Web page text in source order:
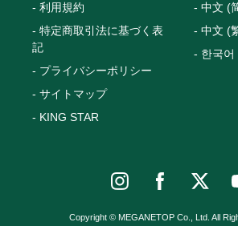
利用規約
特定商取引法に基づく表
記
プライバシーポリシー
サイトマップ
KING STAR
中文 (
中文 (
한국어
Copyright © MEGANETOP Co., Ltd. All